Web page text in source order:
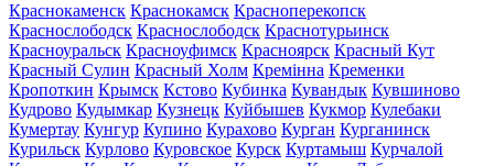
Краснокаменск Краснокамск Красноперекопск
Краснослободск Краснослободск Краснотурьинск
Красноуральск Красноуфимск Красноярск Красный Кут
Красный Сулин Красный Холм Кремінна Кременки
Кропоткин Крымск Кстово Кубинка Кувандык Кувшиново
Кудрово Кудымкар Кузнецк Куйбышев Кукмор Кулебаки
Кумертау Кунгур Купино Курахово Курган Курганинск
Курильск Курлово Куровское Курск Куртамыш Курчалой